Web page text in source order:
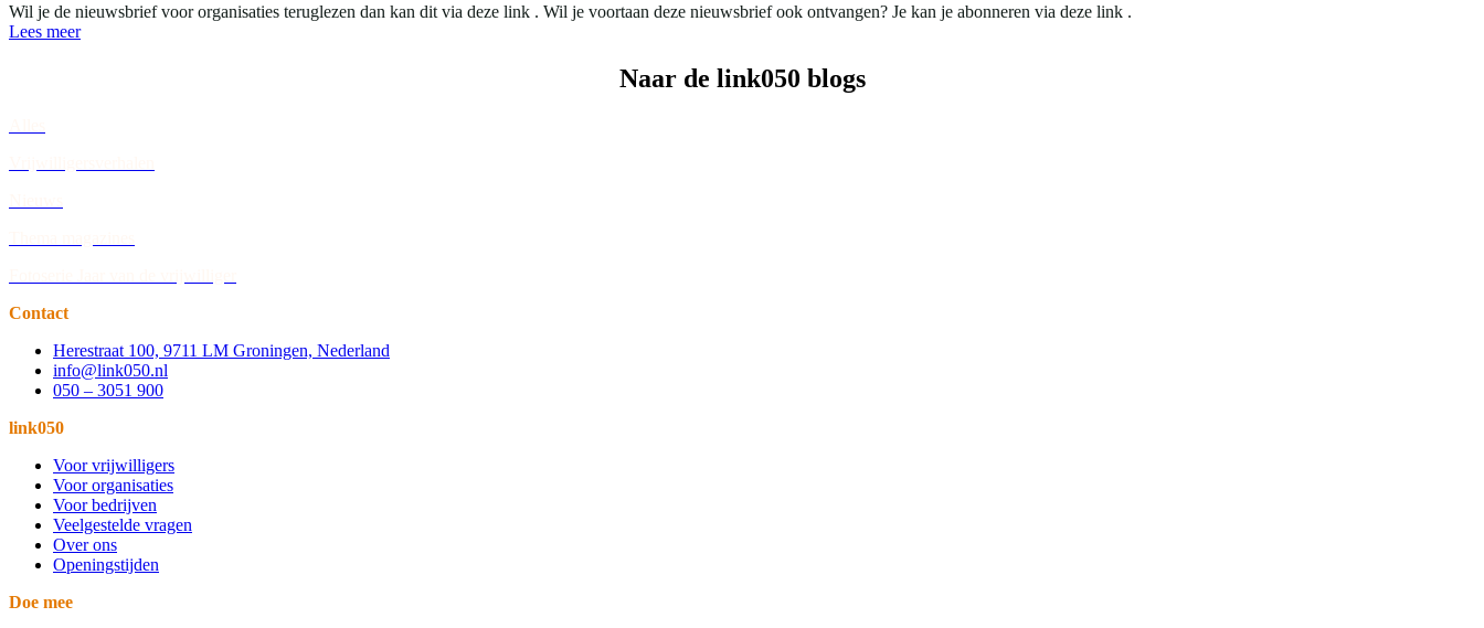
Wil je de nieuwsbrief voor organisaties teruglezen dan kan dit via deze link . Wil je voortaan deze nieuwsbrief ook ontvangen? Je kan je abonneren via deze link .
Lees meer
Naar de link050 blogs
Contact
Herestraat 100, 9711 LM Groningen, Nederland
info@link050.nl
050 – 3051 900
link050
Voor vrijwilligers
Voor organisaties
Voor bedrijven
Veelgestelde vragen
Over ons
Openingstijden
Doe mee